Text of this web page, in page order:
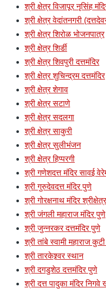
श्री क्षेत्र विजापूर नृसिंह
श्री क्षेत्र वेदांतनगरी
श्री क्षेत्र शिरोळ भोजनपात्र
श्री क्षेत्र शिर्डी
श्री क्षेत्र शिवपुरी दत्तमंदिर
श्री क्षेत्र शुचिन्द्रम दत्तमंदिर
श्री क्षेत्र शेगाव
श्री क्षेत्र सटाणे
श्री क्षेत्र सदलगा
श्री क्षेत्र साकुरी
श्री क्षेत्र सुलीभंजन
श्री क्षेत्र हिप्परगी
श्री गणेशदत्त मंदिर सावई
श्री गुरुदेवदत्त मंदिर पुणे
श्री गोरक्षनाथ मंदिर
श्री जंगली महाराज मंदिर पुणे
श्री जुन्नरकर दत्तमंदिर पुणे
श्री तांबे स्वामी महाराज
श्री तारकेश्र्वर स्थान
श्री दगडुशेठ दत्तमंदिर पुणे
श्री दत्त पादुका मंदिर निगवे